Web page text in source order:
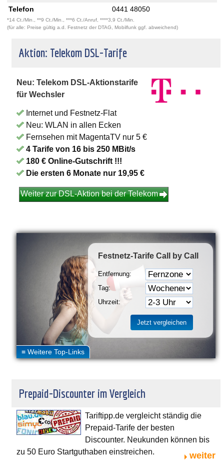
Telefon
0441 48050
*14 Ct./Min., **9 Ct./Min., ***6 Ct./Anruf, ****3,9 Ct./Min.
(für alle: Preise gültig a.d. Festnetz der DTAG, Mobilfunk ggf. abweichend)
Aktion: Telekom DSL-Tarife
Neu: Telekom DSL-Aktionstarife
für Wechsler
Internet und Festnetz-Flat
Neu: WLAN in allen Ecken
Fernsehen mit MagentaTV nur 5 €
4 Tarife von 16 bis 250 MBit/s
180 € Online-Gutschrift !!!
Die ersten 6 Monate nur 19,95 €
Weiter zur DSL-Aktion bei der Telekom
Festnetz-Tarife Call by Call
Entfernung:
Tag:
Uhrzeit:
Prepaid-Discounter im Vergleich
Tariftipp.de vergleicht ständig die
Prepaid-Tarife der besten
Discounter. Neukunden können bis
zu 50 Euro Startguthaben einstreichen.
weiter